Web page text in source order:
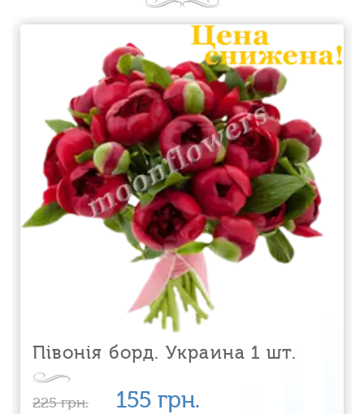
Півонія борд. Украина 1 шт.
225грн. 155 грн.